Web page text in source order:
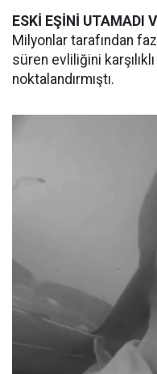
ESKİ EŞİNİ UTAMADI
Milyonlar tarafından
süren evliliğini
noktalandırmıştı.